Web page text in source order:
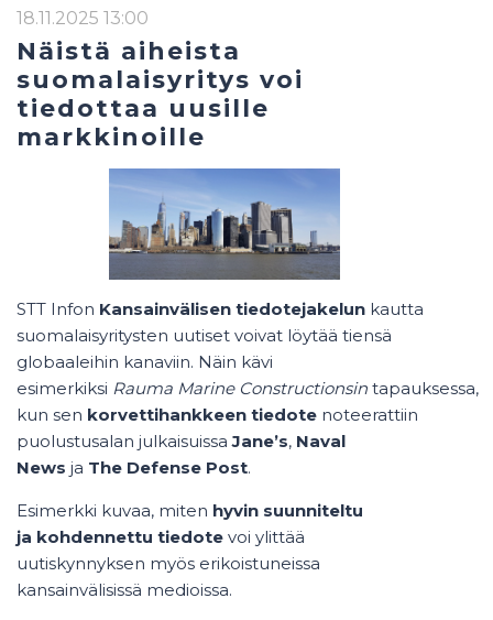
18.11.2025 13:00
Näistä aiheista
suomalaisyritys voi
tiedottaa uusille
markkinoille
STT Infon Kansainvälisen tiedotejakelun kautta
suomalaisyritysten uutiset voivat löytää tiensä
globaaleihin kanaviin. Näin kävi
esimerkiksi Rauma Marine Constructionsin tapauksessa,
kun sen korvettihankkeen tiedote noteerattiin
puolustusalan julkaisuissaJane’s, Naval
News ja The Defense Post.
Esimerkki kuvaa, miten hyvin suunniteltu
ja kohdennettu tiedote voi ylittää
uutiskynnyksen myös erikoistuneissa
kansainvälisissä medioissa.